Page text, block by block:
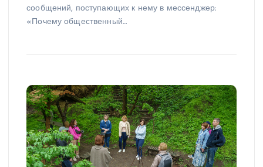
сообщений, поступающих к нему в мессенджер:
«Почему общественный…